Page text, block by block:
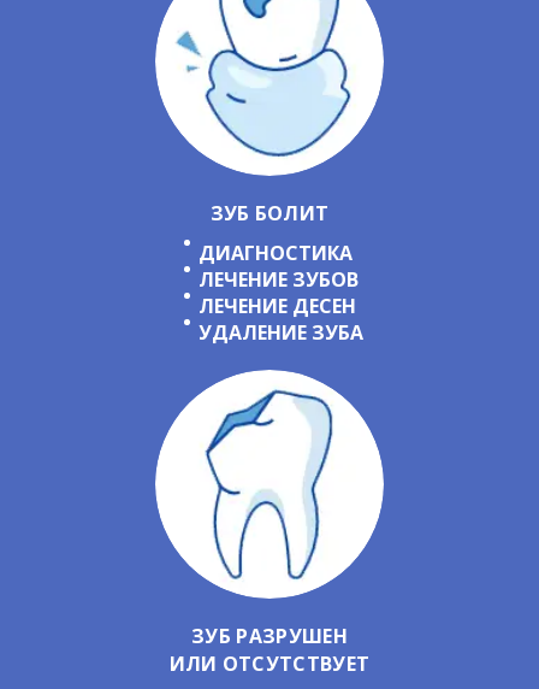
ЗУБ БОЛИТ
ДИАГНОСТИКА
ЛЕЧЕНИЕ ЗУБОВ
ЛЕЧЕНИЕ ДЕСЕН
УДАЛЕНИЕ ЗУБА
ЗУБ РАЗРУШЕН
ИЛИ ОТСУТСТВУЕТ